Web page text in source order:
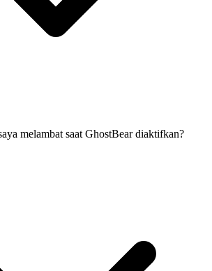
melambat saat GhostBear diaktifkan?